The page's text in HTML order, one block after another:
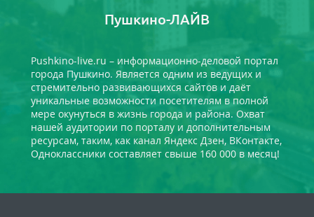
Пушкино-ЛАЙВ
Pushkino-live.ru – информационно-деловой портал
города Пушкино. Является одним из ведущих и
стремительно развивающихся сайтов и даёт
уникальные возможности посетителям в полной
мере окунуться в жизнь города и района. Охват
нашей аудитории по порталу и дополнительным
ресурсам, таким, как канал Яндекс Дзен, ВКонтакте,
Одноклассники составляет свыше 160 000 в месяц!